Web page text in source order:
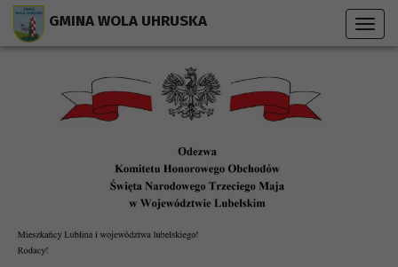
GMINA WOLA UHRUSKA